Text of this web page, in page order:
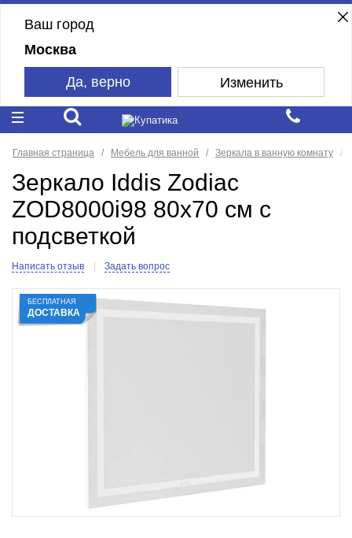
Ваш город
Москва
Да, верно Изменить
Главная страница Мебель для ванной Зеркала в ванную комнату
Зеркало Iddis Zodiac
ZOD8000i98 80x70 см с
подсветкой
Написать отзыв Задать вопрос
БЕСПЛАТНАЯ
ДОСТАВКА